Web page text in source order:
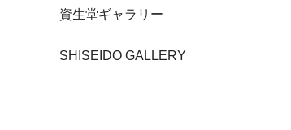
資生堂ギャラリー
SHISEIDO GALLERY